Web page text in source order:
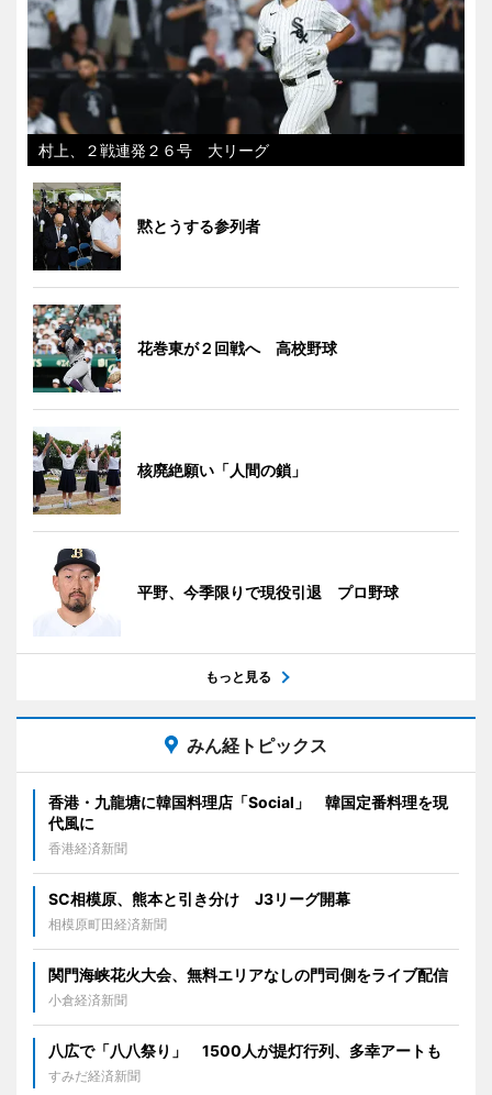
村上、２戦連発２６号 大リーグ
黙とうする参列者
花巻東が２回戦へ 高校野球
核廃絶願い「人間の鎖」
平野、今季限りで現役引退 プロ野球
もっと見る
みん経トピックス
香港・九龍塘に韓国料理店「Social」 韓国定番料理を現
代風に
香港経済新聞
SC相模原、熊本と引き分け J3リーグ開幕
相模原町田経済新聞
関門海峡花火大会、無料エリアなしの門司側をライブ配信
小倉経済新聞
八広で「八八祭り」 1500人が提灯行列、多幸アートも
すみだ経済新聞